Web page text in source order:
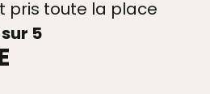
pris toute la place
5